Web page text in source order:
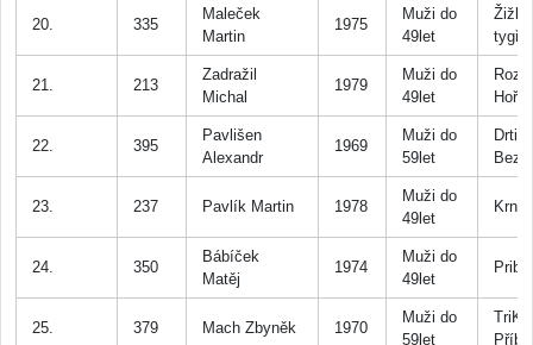
20. 335
Maleček
Martin
1975
Muži do
49let
tygři
21. 213
Zadražil
Michal
1979
Muži do
49let
22. 395
Pavlišen
Alexandr
1969
Muži do
59let
Drtič
23. 237 Pavlík Martin 1978
Muži do
49let
24. 350
Bábíček
Matěj
1974
Muži do
49let
25. 379 Mach Zbyněk 1970
Muži do
59let